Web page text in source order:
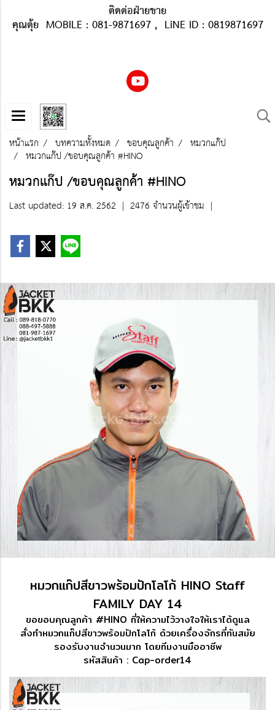
ติดต่อฝ่ายขาย
คุณตุ้ย MOBILE : 081-9871697 , LiNE ID : 0819871697
หน้าแรก บทความทั้งหมด ขอบคุณลูกค้า หมวกแก๊ป
หมวกแก๊ป /ขอบคุณลูกค้า #HINO
หมวกแก๊ป /ขอบคุณลูกค้า #HINO
Last updated: 19 ส.ค. 2562 | 2476 จำนวนผู้เข้าชม |
หมวกแก๊ปสีขาวพร้อมปักโลโก้ HINO Staff
FAMILY DAY 14
ขอขอบคุณลูกค้า #HINO ที่ให้ความไว้วางใจให้เราได้ดูแล
สั่งทำหมวกแก๊ปสีขาวพร้อมปักโลโก้ ด้วยเครื่องจักรที่ทันสมัย​
รองรับงานจำนวนมาก​ โดยทีมงานมืออาชีพ
รหัสสินค้า : Cap-order14